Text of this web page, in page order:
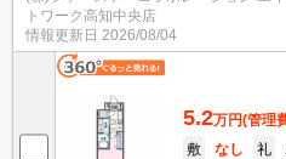
トワーク高知中央店
情報更新日 2026/08/04
5.2万円(管理
敷
なし 礼